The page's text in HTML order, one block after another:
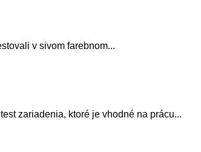
v sivom farebnom...
zariadenia, ktoré je vhodné na prácu...